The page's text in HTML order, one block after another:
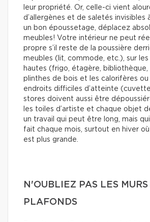
leur propriété. Or, celle-ci vient
d’allergènes et de saletés invisibles
un bon époussetage, déplacez
meubles! Votre intérieur ne peut
propre s’il reste de la poussière
meubles (lit, commode, etc.), sur
hautes (frigo, étagère, bibliothèque,
plinthes de bois et les calorifères ou
endroits difficiles d’atteinte
stores doivent aussi être
les toiles d’artiste et chaque objet
un travail qui peut être long, mais
fait chaque mois, surtout en hiver où
est plus grande.
N'OUBLIEZ PAS LES MURS
PLAFONDS